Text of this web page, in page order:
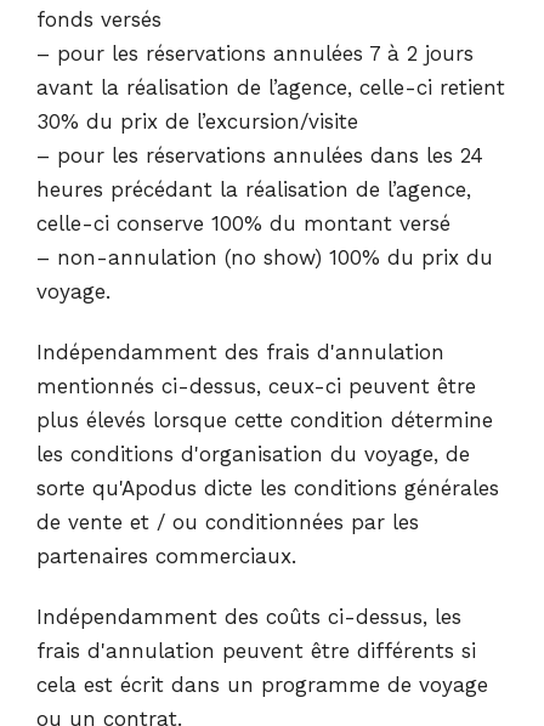
fonds versés
– pour les réservations annulées 7 à 2 jours
avant la réalisation de l’agence, celle-ci retient
30% du prix de l’excursion/visite
– pour les réservations annulées dans les 24
heures précédant la réalisation de l’agence,
celle-ci conserve 100% du montant versé
– non-annulation (no show) 100% du prix du
voyage.
Indépendamment des frais d'annulation
mentionnés ci-dessus, ceux-ci peuvent être
plus élevés lorsque cette condition détermine
les conditions d'organisation du voyage, de
sorte qu'Apodus dicte les conditions générales
de vente et / ou conditionnées par les
partenaires commerciaux.
Indépendamment des coûts ci-dessus, les
frais d'annulation peuvent être différents si
cela est écrit dans un programme de voyage
ou un contrat.